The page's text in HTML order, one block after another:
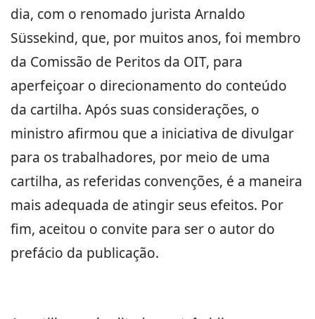
dia, com o renomado jurista Arnaldo
Süssekind, que, por muitos anos, foi membro
da Comissão de Peritos da OIT, para
aperfeiçoar o direcionamento do conteúdo
da cartilha. Após suas considerações, o
ministro afirmou que a iniciativa de divulgar
para os trabalhadores, por meio de uma
cartilha, as referidas convenções, é a maneira
mais adequada de atingir seus efeitos. Por
fim, aceitou o convite para ser o autor do
prefácio da publicação.